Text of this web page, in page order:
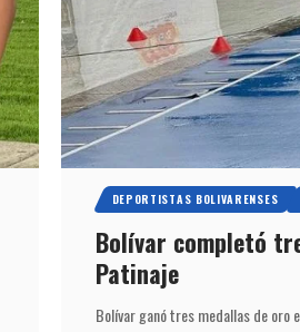
DEPORTISTAS BOLIVARENSES
Bolívar completó
Patinaje
Bolívar ganó tres medallas de oro